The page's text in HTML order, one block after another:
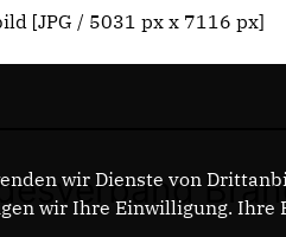
[JPG / 5031 px x 7116 px]
wir Dienste von
wir Ihre Einwilligung. Ihre